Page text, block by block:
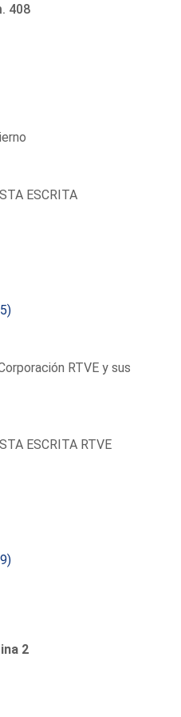
408
ESCRITA
RTVE y sus
ESCRITA RTVE
2